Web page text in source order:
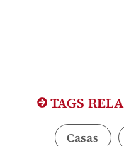
TAGS
Casas